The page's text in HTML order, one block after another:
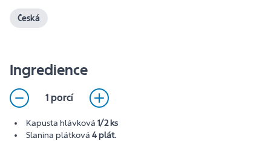
Česká
Ingredience
1 porcí
Kapusta hlávková 1/2 ks
Slanina plátková 4 plát.